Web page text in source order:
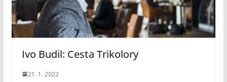
Ivo Budil: Cesta Trikolory
21. 1. 2022